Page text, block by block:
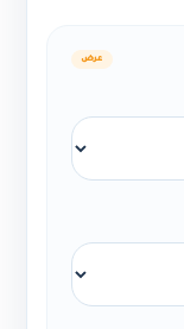
عرض